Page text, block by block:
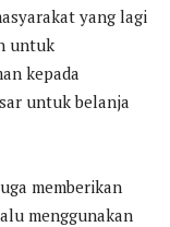
yang lagi
untuk
kepada
untuk belanja
memberikan
menggunakan